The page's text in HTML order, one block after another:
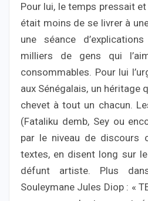
Pour lui, le temps pressait
était moins de se livrer à
une séance
milliers de gens qui
consommables. Pour lui
aux Sénégalais, un héritage
chevet à tout un chacun.
(Fataliku demb, Sey ou
par le niveau de discours
textes, en disent long sur
défunt artiste. Plus
Souleymane Jules Diop : «